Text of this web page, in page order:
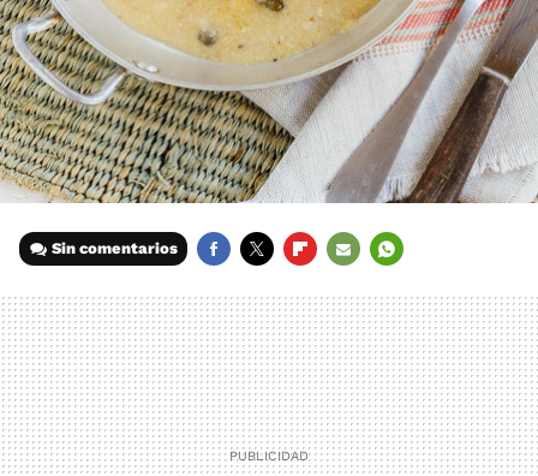
Sin comentarios
MAIL